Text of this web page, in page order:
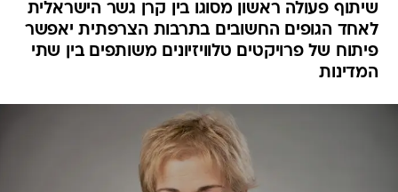
שיתוף פעולה ראשון מסוגו בין קרן גשר הישראלית
לאחד הגופים החשובים בתרבות הצרפתית יאפשר
פיתוח של פרויקטים טלוויזיונים משותפים בין שתי
המדינות